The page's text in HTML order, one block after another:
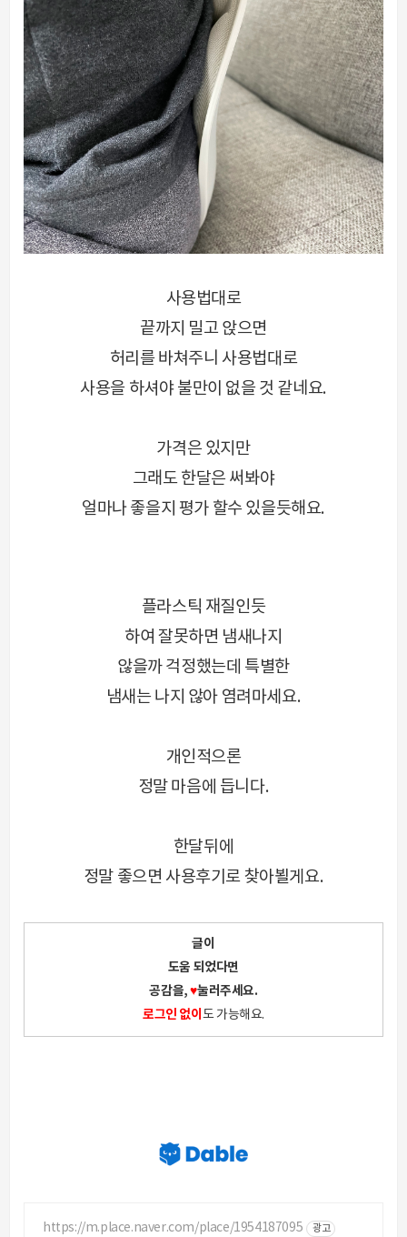
사용법대로
끝까지 밀고 앉으면
허리를 바쳐주니 사용법대로
사용을 하셔야 불만이 없을 것 같네요.
가격은 있지만
그래도 한달은 써봐야
얼마나 좋을지 평가 할수 있을듯해요.
플라스틱 재질인듯
하여 잘못하면 냄새나지
않을까 걱정했는데 특별한
냄새는 나지 않아 염려마세요.
개인적으론
정말 마음에 듭니다.
한달뒤에
정말 좋으면 사용후기로 찾아뵐게요.
글이
도움 되었다면
공감을,♥눌러주세요.
로그인 없이 도 가능해요.
https://m.place.naver.com/place/1954187095 광고